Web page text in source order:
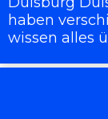
haben
wissen alles